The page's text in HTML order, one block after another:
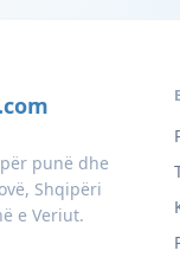
.com
punë dhe
Shqipëri
e Veriut.